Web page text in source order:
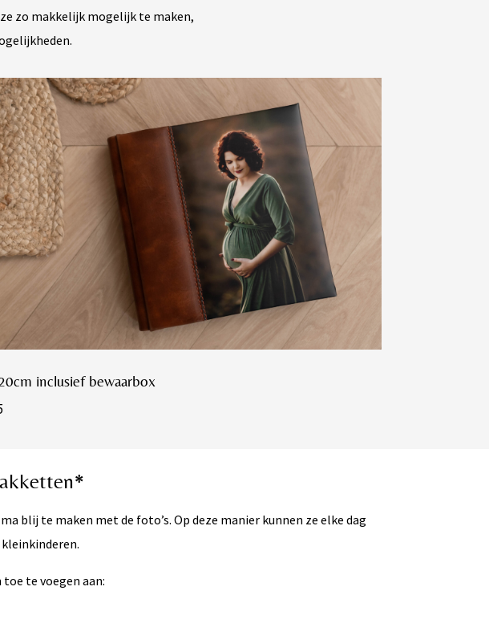
zo makkelijk mogelijk te maken,
inclusief bewaarbox
blij te maken met de foto’s. Op deze manier kunnen ze elke dag
te voegen aan: